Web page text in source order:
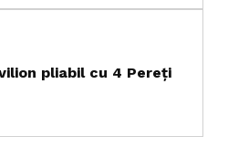
pliabil cu 4 Pereți